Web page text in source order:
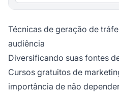
Técnicas de geração de
audiência
Diversificando suas fontes
Cursos gratuitos de
importância de não